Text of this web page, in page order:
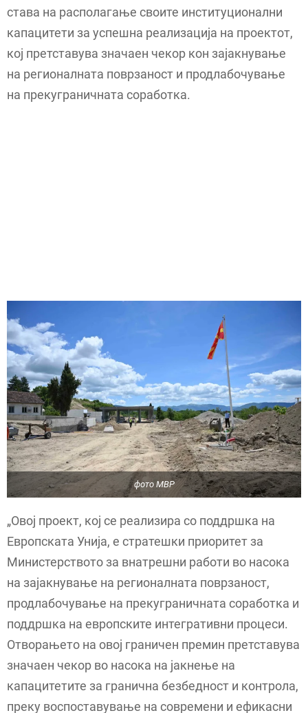
става на располагање своите институционални
капацитети за успешна реализација на проектот,
кој претставува значаен чекор кон зајакнување
на регионалната поврзаност и продлабочување
на прекуграничната соработка.
фото МВР
„Овој проект, кој се реализира со поддршка на
Европската Унија, е стратешки приоритет за
Министерството за внатрешни работи во насока
на зајакнување на регионалната поврзаност,
продлабочување на прекуграничната соработка и
поддршка на европските интегративни процеси.
Отворањето на овој граничен премин претставува
значаен чекор во насока на јакнење на
капацитетите за гранична безбедност и контрола,
преку воспоставување на современи и ефикасни